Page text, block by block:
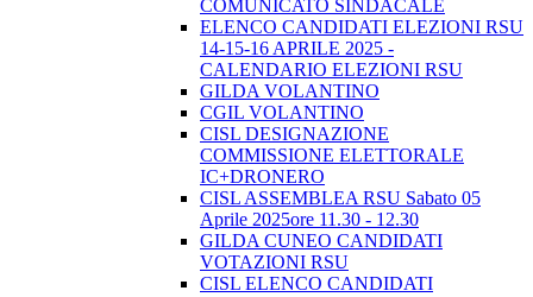
COMUNICATO SINDACALE
ELENCO CANDIDATI ELEZIONI RSU
14-15-16 APRILE 2025 -
CALENDARIO ELEZIONI RSU
GILDA VOLANTINO
CGIL VOLANTINO
CISL DESIGNAZIONE
COMMISSIONE ELETTORALE
IC+DRONERO
CISL ASSEMBLEA RSU Sabato 05
Aprile 2025ore 11.30 - 12.30
GILDA CUNEO CANDIDATI
VOTAZIONI RSU
CISL ELENCO CANDIDATI